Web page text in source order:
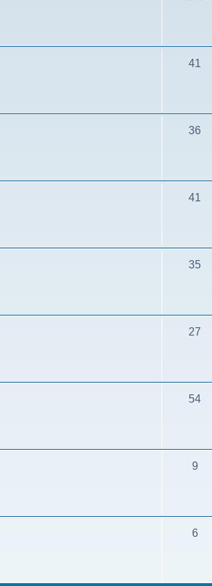
41
36
41
35
27
54
9
6